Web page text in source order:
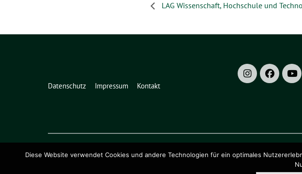
LAG Wissenschaft, Hochschule und
Datenschutz Impressum Kontakt
Grüne Niedersachsen benutzt das
Diese Website verwendet Cookies und andere Technologien für ein optimales